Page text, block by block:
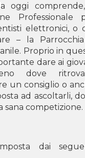
oggi
Professionale
elettronici, o
– la
Proprio in
dare ai
dove
un consiglio o
ad ascoltarli,
sana competizione.
dai